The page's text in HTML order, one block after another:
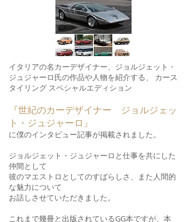
イタリアの名カーデザイナー、ジョルジェット・
ジュジャーロ氏の作品や人物を紹介する、 カース
タイリング スペシャルエディション
『世紀のカーデザイナー ジョルジェッ
ト・ジュジャーロ』
に僕のインタビュー記事が掲載されました。
ジョルジェット・ジュジャーロと仕事を共にした
仲間として
彼のマエストロとしてのすばらしさ、また人間的
な魅力について
お話しさせていただきました。
これまで幾冊と出版されているGG本ですが、本